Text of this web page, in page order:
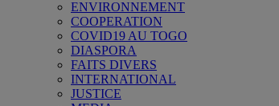
ENVIRONNEMENT
COOPERATION
COVID19 AU TOGO
DIASPORA
FAITS DIVERS
INTERNATIONAL
JUSTICE